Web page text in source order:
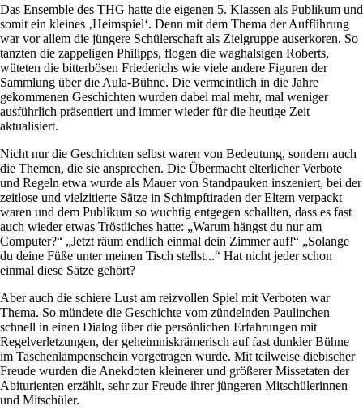
Das Ensemble des THG hatte die eigenen 5. Klassen als Publikum und
somit ein kleines ‚Heimspiel‘. Denn mit dem Thema der Aufführung
war vor allem die jüngere Schülerschaft als Zielgruppe auserkoren. So
tanzten die zappeligen Philipps, flogen die waghalsigen Roberts,
wüteten die bitterbösen Friederichs wie viele andere Figuren der
Sammlung über die Aula-Bühne. Die vermeintlich in die Jahre
gekommenen Geschichten wurden dabei mal mehr, mal weniger
ausführlich präsentiert und immer wieder für die heutige Zeit
aktualisiert.
Nicht nur die Geschichten selbst waren von Bedeutung, sondern auch
die Themen, die sie ansprechen. Die Übermacht elterlicher Verbote
und Regeln etwa wurde als Mauer von Standpauken inszeniert, bei der
zeitlose und vielzitierte Sätze in Schimpftiraden der Eltern verpackt
waren und dem Publikum so wuchtig entgegen schallten, dass es fast
auch wieder etwas Tröstliches hatte: „Warum hängst du nur am
Computer?“ „Jetzt räum endlich einmal dein Zimmer auf!“ „Solange
du deine Füße unter meinen Tisch stellst...“ Hat nicht jeder schon
einmal diese Sätze gehört?
Aber auch die schiere Lust am reizvollen Spiel mit Verboten war
Thema. So mündete die Geschichte vom zündelnden Paulinchen
schnell in einen Dialog über die persönlichen Erfahrungen mit
Regelverletzungen, der geheimniskrämerisch auf fast dunkler Bühne
im Taschenlampenschein vorgetragen wurde. Mit teilweise diebischer
Freude wurden die Anekdoten kleinerer und größerer Missetaten der
Abiturienten erzählt, sehr zur Freude ihrer jüngeren Mitschülerinnen
und Mitschüler.